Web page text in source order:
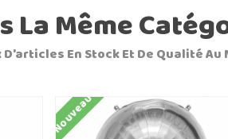
La Même
En Stock Et De Qualité
Nouveau